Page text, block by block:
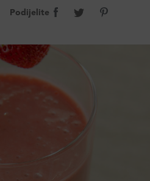
Podijelite